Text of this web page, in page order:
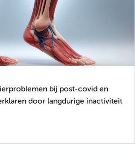
bij post-covid en
door langdurige inactiviteit